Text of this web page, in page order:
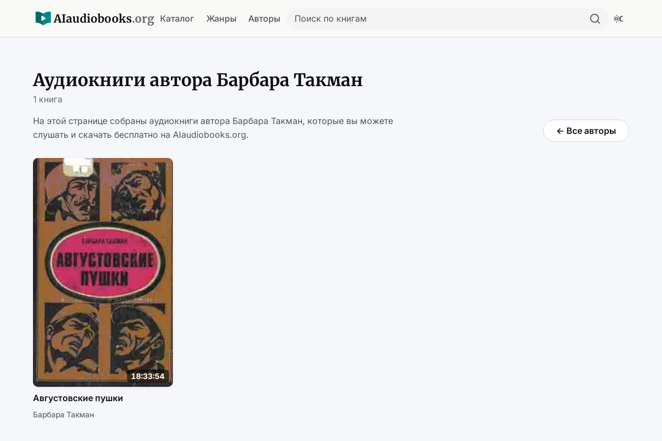
AIaudiobooks.org Каталог Жанры Авторы Поиск по книгам
Аудиокниги автора Барбара Такман
1 книга
На этой странице собраны аудиокниги автора Барбара Такман, которые вы можете
слушать и скачать бесплатно на AIaudiobooks.org.
← Все авторы
18:33:54
Августовские пушки
Барбара Такман